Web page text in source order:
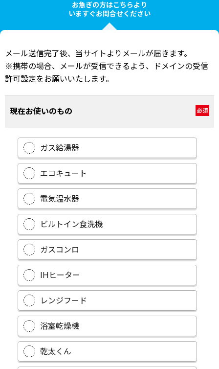
お急ぎの方はこちらより
いますぐお問合せください
メール送信完了後、当サイトよりメールが届きます。
※携帯の場合、メールが受信できるよう、ドメインの受信
許可設定をお願いいたします。
現在お使いのもの 必須
ガス給湯器
エコキュート
電気温水器
ビルトイン食洗機
ガスコンロ
IHヒーター
レンジフード
浴室乾燥機
乾太くん